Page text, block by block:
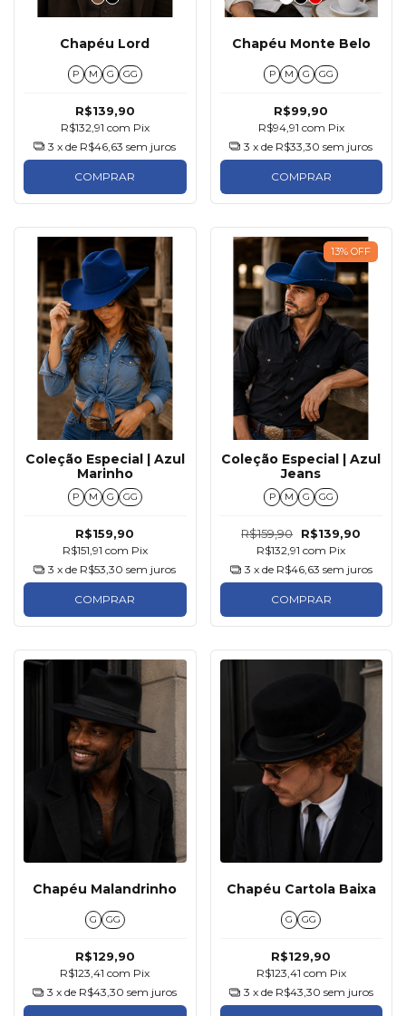
Chapéu Lord
P M G GG
R$139,90
R$132,91 com Pix
3 x de R$46,63 sem juros
COMPRAR
Chapéu Monte Belo
P M G GG
R$99,90
R$94,91 com Pix
3 x de R$33,30 sem juros
COMPRAR
Coleção Especial | Azul
Marinho
P M G GG
R$159,90
R$151,91 com Pix
3 x de R$53,30 sem juros
COMPRAR
13% OFF
Coleção Especial | Azul
Jeans
P M G GG
R$159,90 R$139,90
R$132,91com Pix
3 x de R$46,63 sem juros
COMPRAR
Chapéu Malandrinho
G GG
R$129,90
R$123,41com Pix
3 x de R$43,30 sem juros
Chapéu Cartola Baixa
G GG
R$129,90
R$123,41 com Pix
3 x de R$43,30 sem juros